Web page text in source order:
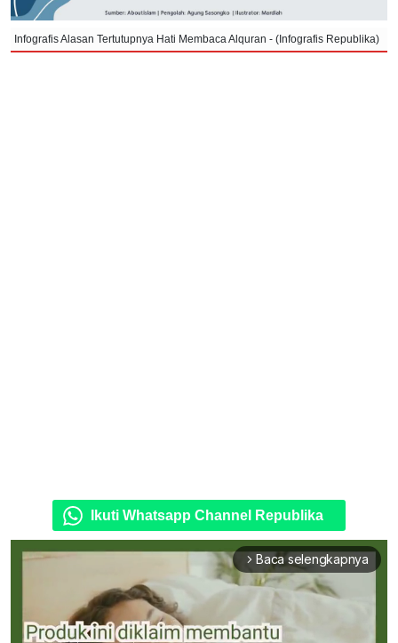
Infografis Alasan Tertutupnya Hati Membaca Alquran - (Infografis Republika)
Ikuti Whatsapp Channel Republika
arrow_forward_ios Baca selengkapnya